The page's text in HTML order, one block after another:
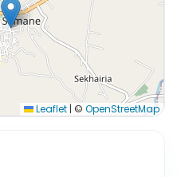
Leaflet | © OpenStreetMap